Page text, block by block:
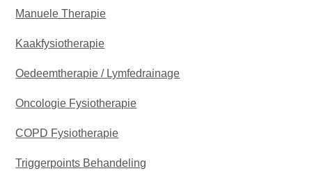
Manuele Therapie
Kaakfysiotherapie
Oedeemtherapie / Lymfedrainage
Oncologie Fysiotherapie
COPD Fysiotherapie
Triggerpoints Behandeling